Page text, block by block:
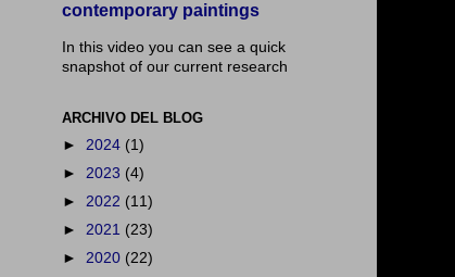
contemporary paintings
In this video you can see a quick
snapshot of our current research
ARCHIVO DEL BLOG
► 2024 (1)
► 2023 (4)
► 2022 (11)
► 2021 (23)
► 2020 (22)